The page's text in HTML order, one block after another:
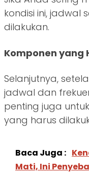
kondisi ini, jadwal
dilakukan.
Komponen yang
Selanjutnya,
jadwal dan
penting juga
yang harus
Baca Juga :
Mati, Ini